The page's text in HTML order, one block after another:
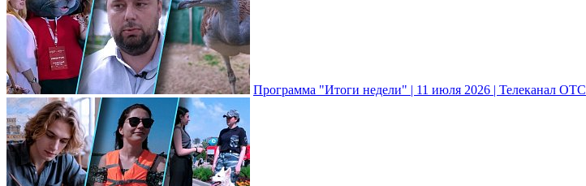
Программа "Итоги недели" | 11 июля 2026 | Телеканал ОТС